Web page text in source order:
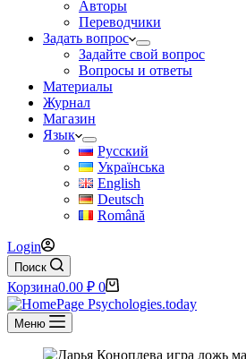
Авторы
Переводчики
Задать вопрос
Задайте свой вопрос
Вопросы и ответы
Материалы
Журнал
Магазин
Язык
Русский
Українська
English
Deutsch
Română
Login
Поиск
Корзина0.00 ₽ 0
Меню